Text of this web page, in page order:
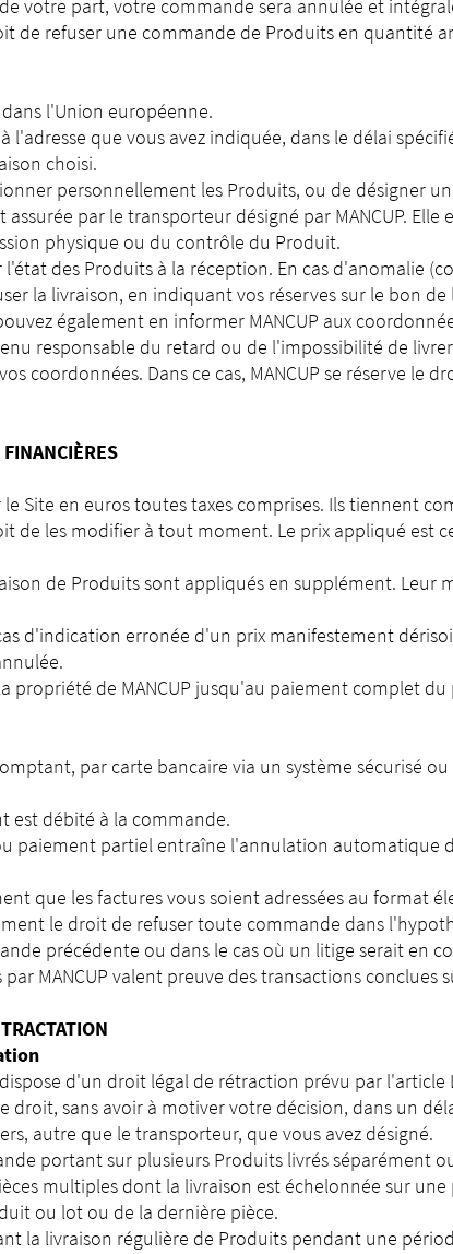
votre part, votre commande sera annulée et
de refuser une commande de Produits en quantité
l'Union européenne.
l'adresse que vous avez indiquée, dans le délai
choisi.
personnellement les Produits, ou de désigner
par le transporteur désigné par MANCUP.
physique ou du contrôle du Produit.
l'état des Produits à la réception. En cas d'anomalie
la livraison, en indiquant vos réserves sur le bon
également en informer MANCUP aux
responsable du retard ou de l'impossibilité de
coordonnées. Dans ce cas, MANCUP se réserve le
Site en euros toutes taxes comprises. Ils tiennent
de les modifier à tout moment. Le prix appliqué
de Produits sont appliqués en supplément.
d'indication erronée d'un prix manifestement
propriété de MANCUP jusqu'au paiement complet du
par carte bancaire via un système sécurisé
est débité à la commande.
paiement partiel entraîne l'annulation automatique
que les factures vous soient adressées au format
le droit de refuser toute commande dans
précédente ou dans le cas où un litige serait en
MANCUP valent preuve des transactions conclues
d'un droit légal de rétraction prévu par l'article
droit, sans avoir à motiver votre décision, dans un
autre que le transporteur, que vous avez désigné.
portant sur plusieurs Produits livrés séparément
multiples dont la livraison est échelonnée sur
ou lot ou de la dernière pièce.
la livraison régulière de Produits pendant une